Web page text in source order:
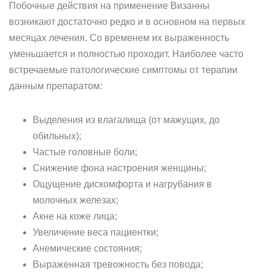
Побочные действия на применение Визанны
возникают достаточно редко и в основном на первых
месяцах лечения. Со временем их выраженность
уменьшается и полностью проходит. Наиболее часто
встречаемые патологические симптомы от терапии
данным препаратом:
Выделения из влагалища (от мажущих, до
обильных);
Частые головные боли;
Снижение фона настроения женщины;
Ощущение дискомфорта и нагрубания в
молочных железах;
Акне на коже лица;
Увеличение веса пациентки;
Анемические состояния;
Выраженная тревожность без повода;